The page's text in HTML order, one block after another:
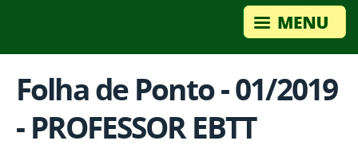
Folha de Ponto - 01/2019
- PROFESSOR EBTT